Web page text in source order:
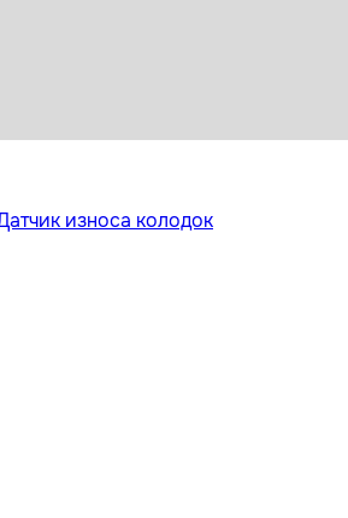
износа колодок